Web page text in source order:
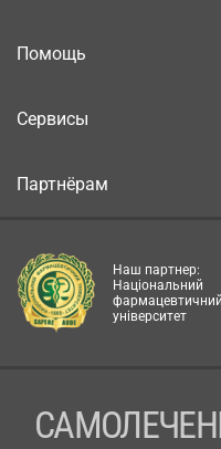
Помощь
Сервисы
Партнёрам
Наш партнер:
Національний
фармацевтичний
університет